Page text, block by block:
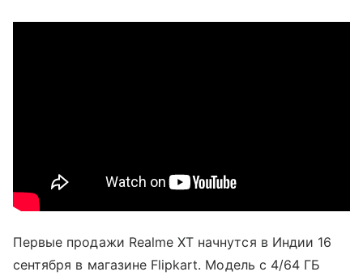
Первые продажи Realme XT начнутся в Индии 16
сентября в магазине Flipkart. Модель с 4/64 ГБ